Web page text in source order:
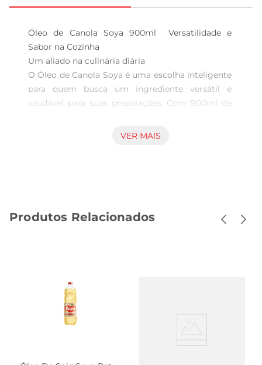
Óleo de Canola Soya 900ml  Versatilidade e
Sabor na Cozinha
Um aliado na culinária diária
O Óleo de Canola Soya é uma escolha inteligente
para quem busca um ingrediente versátil e
saudável para suas preparações. Com 900ml de
neutro, tornandose ideal para frituras, refogados
Benefícios nutricionais
de Canola Soya na sua dieta pode trazer
benefícios para a saúde cardiovascular, além de
ser uma alternativa mais saudável em
comparação a outros óleos vegetais. É uma
VER MAIS
Produtos Relacionados